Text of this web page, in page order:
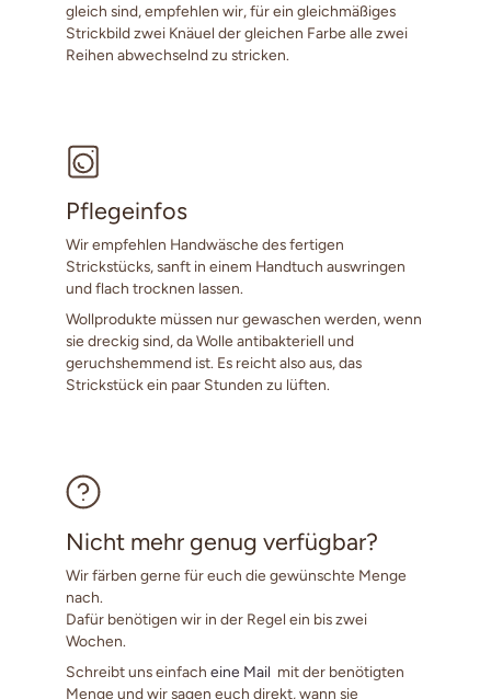
gleich sind, empfehlen wir, für ein gleichmäßiges
Strickbild zwei Knäuel der gleichen Farbe alle zwei
Reihen abwechselnd zu stricken.
Pflegeinfos
Wir empfehlen Handwäsche des fertigen
Strickstücks, sanft in einem Handtuch auswringen
und flach trocknen lassen.
Wollprodukte müssen nur gewaschen werden, wenn
sie dreckig sind, da Wolle antibakteriell und
geruchshemmend ist. Es reicht also aus, das
Strickstück ein paar Stunden zu lüften.
Nicht mehr genug verfügbar?
Wir färben gerne für euch die gewünschte Menge
nach.
Dafür benötigen wir in der Regel ein bis zwei
Wochen.
Schreibt uns einfach eine Mail mit der benötigten
Menge und wir sagen euch direkt, wann sie